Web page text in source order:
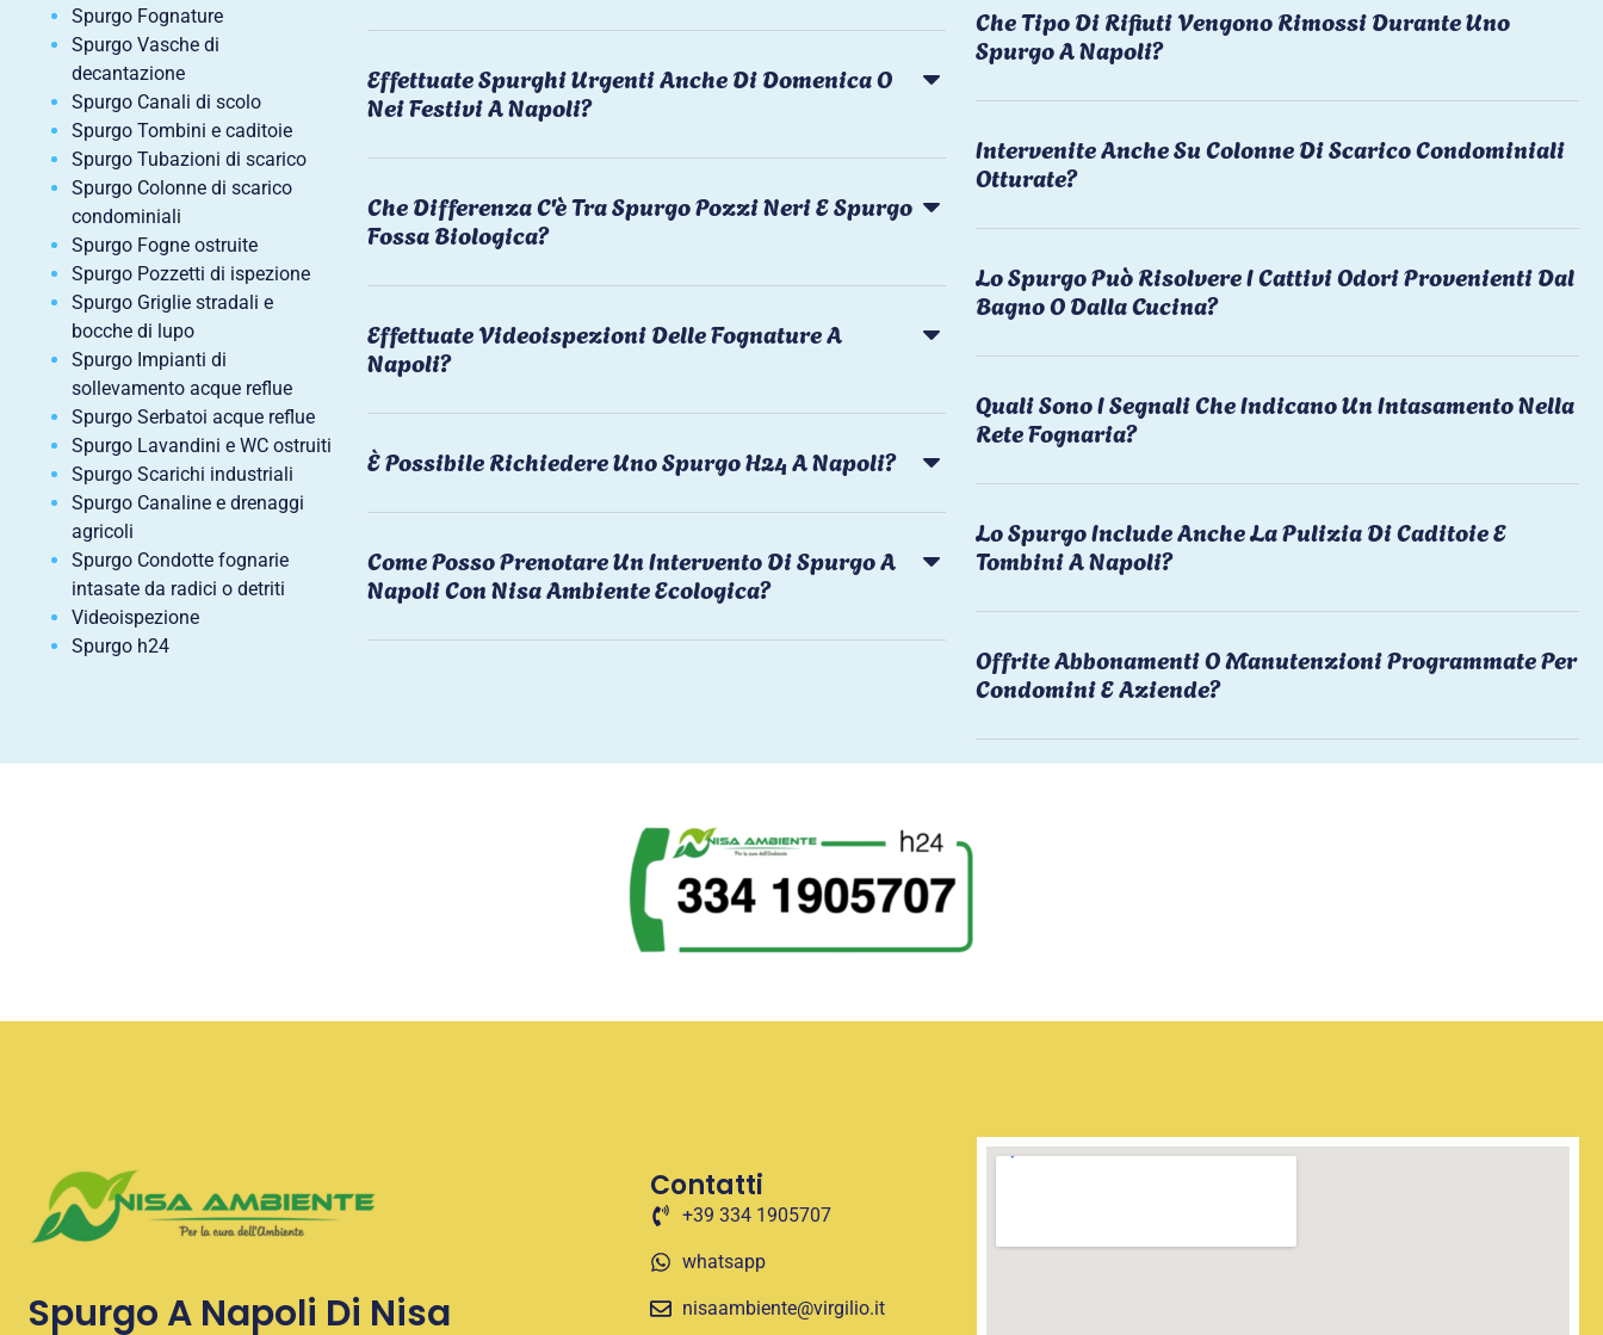
Spurgo Fognature
Spurgo Vasche di
decantazione
Spurgo Canali di scolo
Spurgo Tombini e caditoie
Spurgo Tubazioni di scarico
Spurgo Colonne di scarico
condominiali
Spurgo Fogne ostruite
Spurgo Pozzetti di ispezione
Spurgo Griglie stradali e
bocche di lupo
Spurgo Impianti di
sollevamento acque reflue
Spurgo Serbatoi acque reflue
Spurgo Lavandini e WC ostruiti
Spurgo Scarichi industriali
Spurgo Canaline e drenaggi
agricoli
Spurgo Condotte fognarie
intasate da radici o detriti
Videoispezione
Spurgo h24
Effettuate Spurghi Urgenti Anche Di Domenica O
Nei Festivi A Napoli?
Che Differenza C'è Tra Spurgo Pozzi Neri E Spurgo
Fossa Biologica?
Effettuate Videoispezioni Delle Fognature A
Napoli?
È Possibile Richiedere Uno Spurgo H24 A Napoli?
Come Posso Prenotare Un Intervento Di Spurgo A
Napoli Con Nisa Ambiente Ecologica?
Che Tipo Di Rifiuti Vengono Rimossi Durante Uno
Spurgo A Napoli?
Intervenite Anche Su Colonne Di Scarico Condominiali
Otturate?
Lo Spurgo Può Risolvere I Cattivi Odori Provenienti Dal
Bagno O Dalla Cucina?
Quali Sono I Segnali Che Indicano Un Intasamento Nella
Rete Fognaria?
Lo Spurgo Include Anche La Pulizia Di Caditoie E
Tombini A Napoli?
Offrite Abbonamenti O Manutenzioni Programmate Per
Condomini E Aziende?
Spurgo A Napoli Di Nisa
Contatti
+39 334 1905707
whatsapp
nisaambiente@virgilio.it